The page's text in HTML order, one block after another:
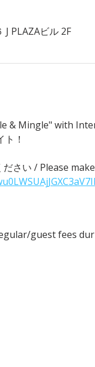
PLAZAビル 2F
& Mingle" with
！
さい / Please
guest fees